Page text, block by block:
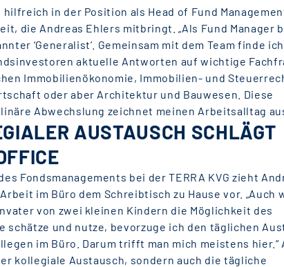
hilfreich in der Position als Head of Fund
die Andreas Ehlers mitbringt. „Als Fund Manager
‘Generalist’. Gemeinsam mit dem Team finde
aktuelle Antworten auf wichtige
Immobilienökonomie, Immobilien- und
oder aber Architektur und Bauwesen. Diese
Abwechslung zeichnet meinen Arbeitsalltag
AUSTAUSCH SCHLÄGT
Fondsmanagements bei der TERRA KVG zieht
im Büro dem Schreibtisch zu Hause vor. „Auch
von zwei kleinen Kindern die Möglichkeit des
schätze und nutze, bevorzuge ich den täglichen
im Büro. Darum trifft man mich meistens hier.“
kollegiale Austausch, sondern auch die tägliche